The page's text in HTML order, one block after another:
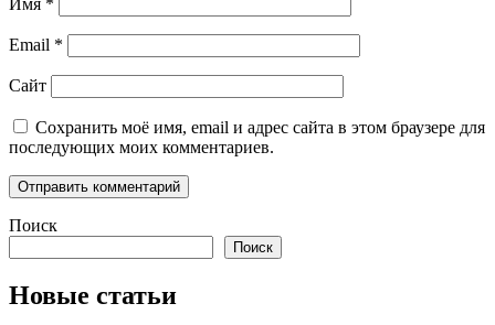
Email *
Сайт
Сохранить моё имя, email и адрес сайта в этом браузере для
последующих моих комментариев.
Поиск
Поиск
Новые статьи